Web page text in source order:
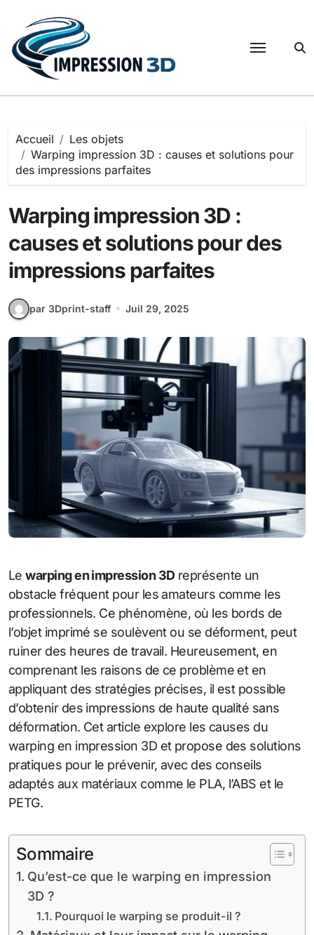
contenu
Accueil
Les objets
Warping impression 3D : causes et solutions pour
des impressions parfaites
Warping impression 3D :
causes et solutions pour des
impressions parfaites
par 3Dprint-staff Juil 29, 2025
Lewarping en impression 3Dreprésente un
obstacle fréquent pour les amateurs comme les
professionnels. Ce phénomène, où les bords de
l’objet imprimé se soulèvent ou se déforment, peut
ruiner des heures de travail. Heureusement, en
comprenant les raisons de ce problème et en
appliquant des stratégies précises, il est possible
d’obtenir des impressions de haute qualité sans
déformation. Cet article explore les causes du
warping en impression 3D et propose des solutions
pratiques pour le prévenir, avec des conseils
adaptés aux matériaux comme le PLA, l’ABS et le
PETG.
Sommaire
Qu’est-ce que le warping en impression
3D ?
Pourquoi le warping se produit-il ?